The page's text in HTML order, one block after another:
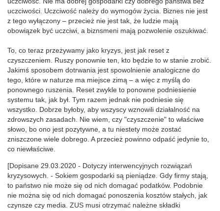
uczciwości. Uczciwość należy do wymogów życia. Biznes nie jest
z tego wyłączony – przecież nie jest tak, że ludzie mają
obowiązek być uczciwi, a biznsmeni mają pozwolenie oszukiwać.
To, co teraz przeżywamy jako kryzys, jest jak reset z
czyszczeniem. Ruszy ponownie ten, kto będzie to w stanie zrobić.
Jakimś sposobem dotrwania jest spowolnienie analogiczne do
tego, które w naturze ma miejsce zimą – a więc z myślą do
ponownego ruszenia. Reset zwykle to ponowne podniesienie
systemu tak, jak był. Tym razem jednak nie podniesie się
wszystko. Dobrze byłoby, aby wszyscy wznowili działalność na
zdrowszych zasadach. Nie wiem, czy "czyszczenie" to właściwe
słowo, bo ono jest pozytywne, a tu niestety może zostać
zniszczone wiele dobrego. A przecież powinno odpaść jedynie to,
co niewłaściwe.
[Dopisane 29.03.2020 - Dotyczy interwencyjnych rozwiązań
kryzysowych. - Sokiem gospodarki są pieniądze. Gdy firmy stają,
to państwo nie może się od nich domagać podatków. Podobnie
nie można się od nich domagać ponoszenia kosztów stałych, jak
czynsze czy media. ZUS musi otrzymać należne składki